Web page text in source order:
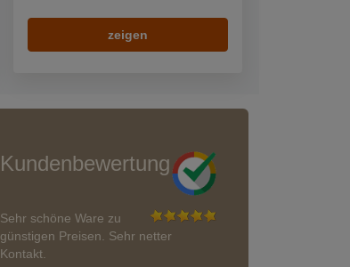
zeigen
Kundenbewertung
Sehr schöne Ware zu
günstigen Preisen. Sehr netter
Kontakt.